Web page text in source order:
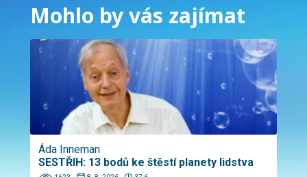
Mohlo by vás zajímat
Áda Inneman
SESTŘIH: 13 bodů ke štěstí planety lidstva